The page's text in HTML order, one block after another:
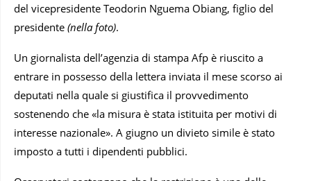
del vicepresidente Teodorin Nguema Obiang, figlio del
presidente (nella foto).
Un giornalista dell’agenzia di stampa Afp è riuscito a
entrare in possesso della lettera inviata il mese scorso ai
deputati nella quale si giustifica il provvedimento
sostenendo che «la misura è stata istituita per motivi di
interesse nazionale». A giugno un divieto simile è stato
imposto a tutti i dipendenti pubblici.